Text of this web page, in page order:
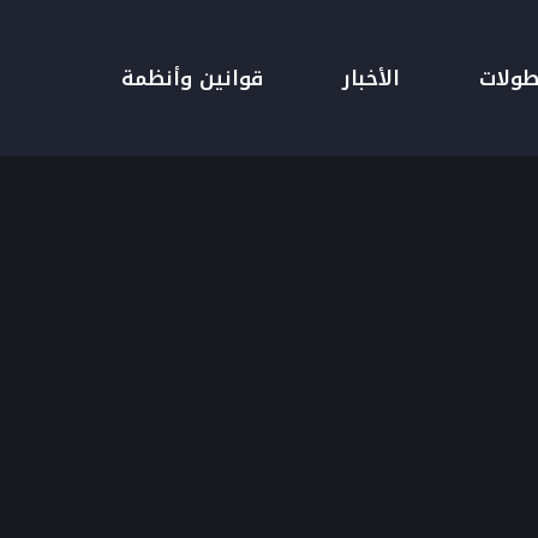
الأخبار قوانين وأنظمة